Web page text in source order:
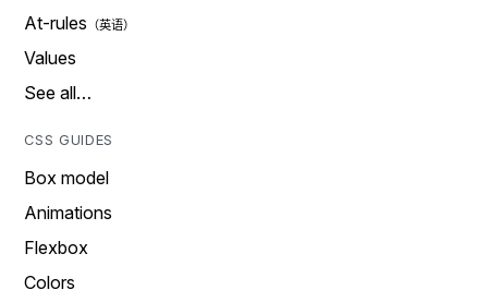
At-rules
Values
See all…
CSS GUIDES
Box model
Animations
Flexbox
Colors